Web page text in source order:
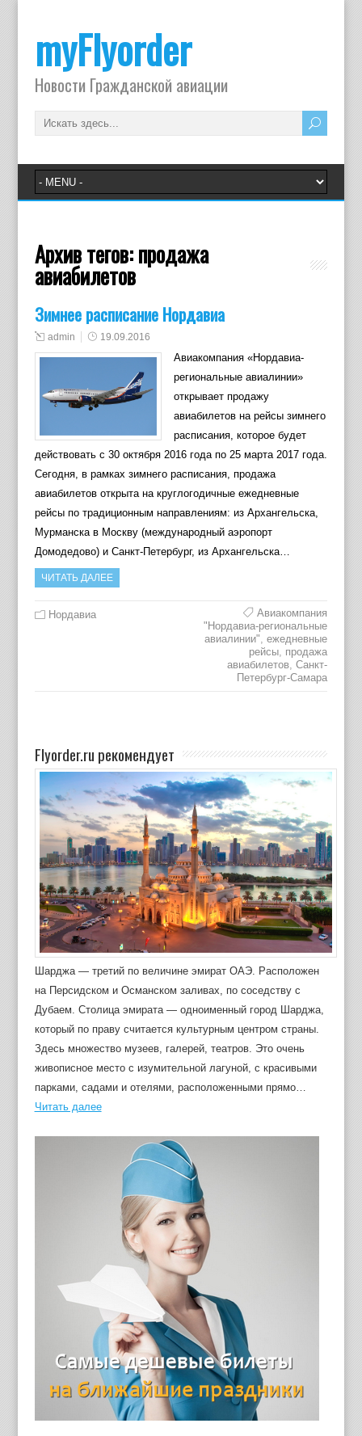
myFlyorder
Новости Гражданской авиации
Архив тегов:продажа
авиабилетов
Зимнее расписание Нордавиа
admin 19.09.2016
Авиакомпания «Нордавиа-
региональные авиалинии»
открывает продажу
авиабилетов на рейсы зимнего
расписания, которое будет
действовать с 30 октября 2016 года по 25 марта 2017 года.
Сегодня, в рамках зимнего расписания, продажа
авиабилетов открыта на круглогодичные ежедневные
рейсы по традиционным направлениям: из Архангельска,
Мурманска в Москву (международный аэропорт
Домодедово) и Санкт-Петербург, из Архангельска…
ЧИТАТЬ ДАЛЕЕ
Нордавиа
Авиакомпания
"Нордавиа-региональные
авиалинии",ежедневные
рейсы, продажа
авиабилетов,Санкт-
Петербург-Самара
Flyorder.ru рекомендует
Шарджа — третий по величине эмират ОАЭ. Расположен
на Персидском и Османском заливах, по соседству с
Дубаем. Столица эмирата — одноименный город Шарджа,
который по праву считается культурным центром страны.
Здесь множество музеев, галерей, театров. Это очень
живописное место с изумительной лагуной, с красивыми
парками, садами и отелями, расположенными прямо…
Читать далее